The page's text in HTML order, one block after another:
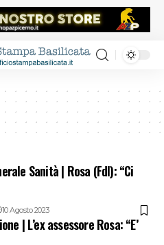
Sanità | Rosa (FdI): “Ci
10 Agosto 2023
| L’ex assessore Rosa: “E’